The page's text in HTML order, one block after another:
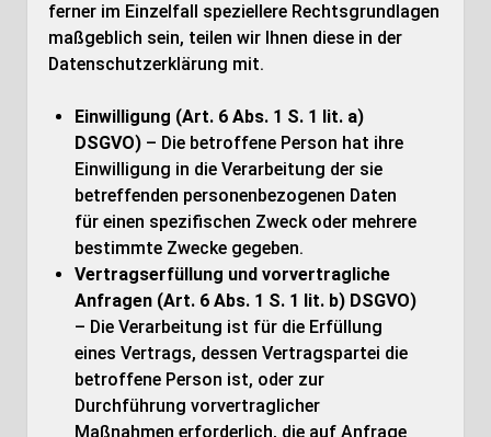
ferner im Einzelfall speziellere Rechtsgrundlagen
maßgeblich sein, teilen wir Ihnen diese in der
Datenschutzerklärung mit.
Einwilligung (Art. 6 Abs. 1 S. 1 lit. a)
DSGVO)– Die betroffene Person hat ihre
Einwilligung in die Verarbeitung der sie
betreffenden personenbezogenen Daten
für einen spezifischen Zweck oder mehrere
bestimmte Zwecke gegeben.
Vertragserfüllung und vorvertragliche
Anfragen (Art. 6 Abs. 1 S. 1 lit. b) DSGVO)
– Die Verarbeitung ist für die Erfüllung
eines Vertrags, dessen Vertragspartei die
betroffene Person ist, oder zur
Durchführung vorvertraglicher
Maßnahmen erforderlich, die auf Anfrage